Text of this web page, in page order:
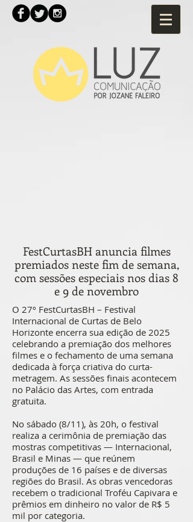
FestCurtasBH anuncia filmes
premiados neste fim de semana,
com sessões especiais nos dias 8
e 9 de novembro
O 27º FestCurtasBH – Festival
Internacional de Curtas de Belo
Horizonte encerra sua edição de 2025
celebrando a premiação dos melhores
filmes e o fechamento de uma semana
dedicada à força criativa do curta-
metragem. As sessões finais acontecem
no Palácio das Artes, com entrada
gratuita.
No sábado (8/11), às 20h, o festival
realiza a cerimônia de premiação das
mostras competitivas — Internacional,
Brasil e Minas — que reúnem
produções de 16 países e de diversas
regiões do Brasil. As obras vencedoras
recebem o tradicional Troféu Capivara e
prêmios em dinheiro no valor de R$ 5
mil por categoria.